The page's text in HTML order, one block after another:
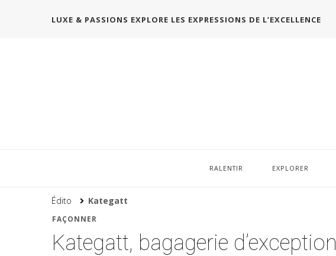
LUXE & PASSIONS EXPLORE LES EXPRESSIONS DE L’EXCELLENCE
RALENTIR EXPLORER
Édito Kategatt
FAÇONNER
Kategatt, bagagerie d’exception